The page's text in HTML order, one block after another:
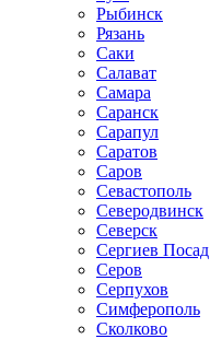
Рыбинск
Рязань
Саки
Салават
Самара
Саранск
Сарапул
Саратов
Саров
Севастополь
Северодвинск
Северск
Сергиев Посад
Серов
Серпухов
Симферополь
Сколково